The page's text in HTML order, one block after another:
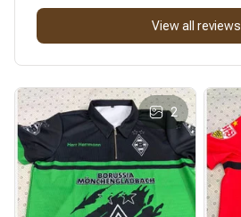
View all reviews
2